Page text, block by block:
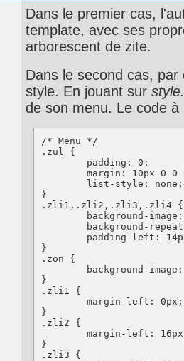
Dans le premier cas,
template, avec ses
arborescent de zite.
Dans le second cas,
style. En jouant sur
de son menu. Le code
/* Menu */
.zul {
}
.zli1,.zli2,.zli3,.zli4 {
}
.zon {
}
.zli1 {
}
.zli2 {
}
.zli3 {